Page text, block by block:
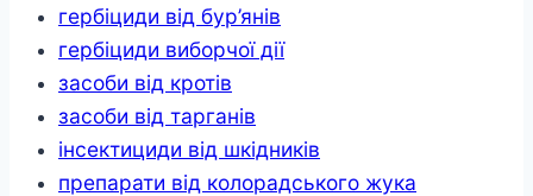
гербіциди від бур’янів
гербіциди виборчої дії
засоби від кротів
засоби від тарганів
інсектициди від шкідників
препарати від колорадського жука